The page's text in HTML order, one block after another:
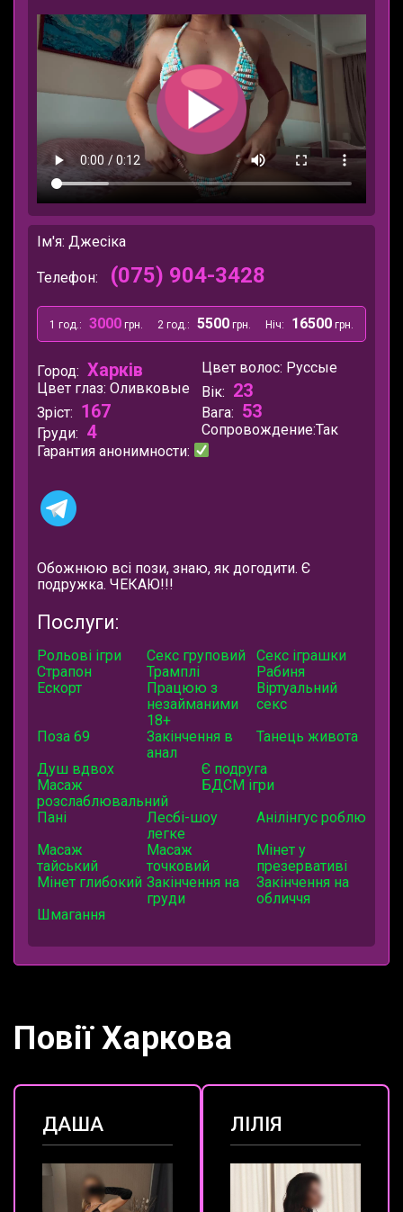
Ім'я: Джесіка
Телефон: (075) 904-3428
1 год.: 3000 грн. 2 год.: 5500 грн. Ніч: 16500 грн.
Город: Харків Цвет волос: Руссые
Цвет глаз: Оливковые Вік: 23
Зріст: 167 Вага: 53
Груди: 4 Сопровождение:Так
Гарантия анонимности:
Обожнюю всі пози, знаю, як догодити. Є
подружка. ЧЕКАЮ!!!
Послуги:
Рольові ігри Секс груповий
Секс іграшки
Страпон
Трамплі
Рабиня
Ескорт
Працюю з
незайманими
18+
Віртуальний
секс
Поза 69
Закінчення в
анал
Танець живота
Душ вдвох
Є подруга
Масаж
розслаблювальний
БДСМ ігри
Пані
Лесбі-шоу
легке
Анілінгус роблю
Масаж
тайський
Масаж
точковий
Мінет у
презервативі
Мінет глибокий Закінчення на
груди
Закінчення на
обличчя
Шмагання
Повії Харкова
ДАША ЛІЛІЯ